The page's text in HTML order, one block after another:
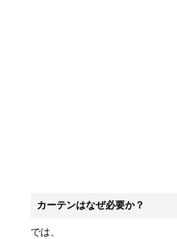
カーテンはなぜ必要か？
では、